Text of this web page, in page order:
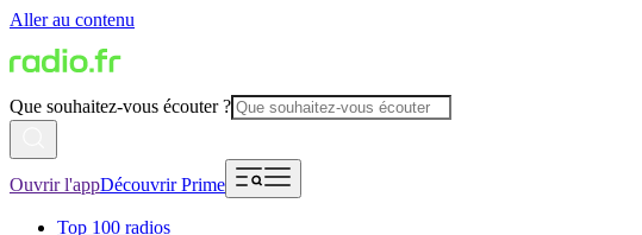
Aller au contenu
Que souhaitez-vous écouter ?
Ouvrir l'appDécouvrir Prime
Top 100 radios